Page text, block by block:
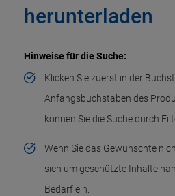
herunterladen
Hinweise für die Suche:
Klicken Sie zuerst in der
Anfangsbuchstaben des
können Sie die Suche durch
Wenn Sie das Gewünschte
sich um geschützte Inhalte
Bedarf ein.